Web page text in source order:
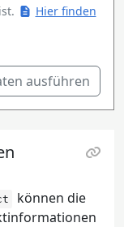
Hier finden
ausführen
können die